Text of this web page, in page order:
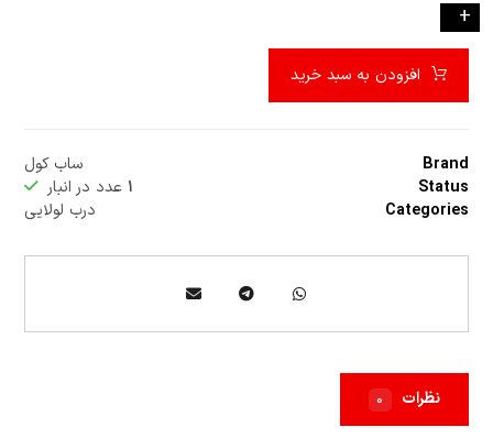
+
افزودن به سبد خرید
Brand
ساب کول
Status
۱ عدد در انبار
Categories
درب لولایی
نظرات ۰